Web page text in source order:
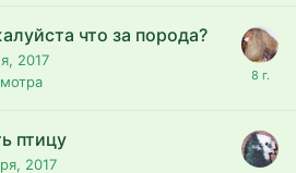
что за порода?
2017
птицу
2017